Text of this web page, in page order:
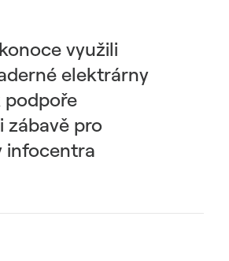
využili
elektrárny
podpoře
zábavě pro
infocentra